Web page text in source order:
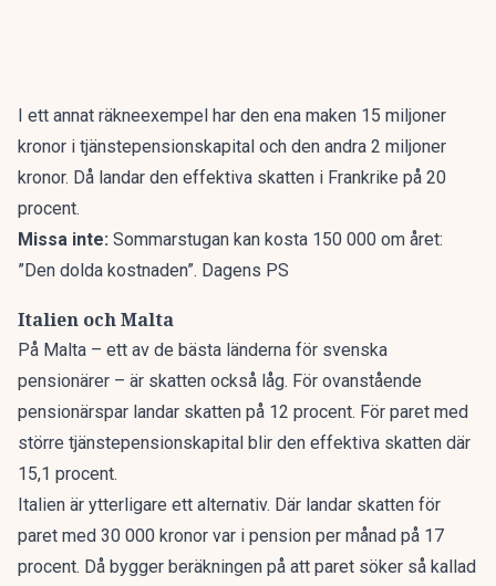
I ett annat räkneexempel har den ena maken 15 miljoner
kronor i tjänstepensionskapital och den andra 2 miljoner
kronor. Då landar den effektiva skatten i Frankrike på 20
procent.
Missa inte: Sommarstugan kan kosta 150 000 om året:
”Den dolda kostnaden”. Dagens PS
Italien och Malta
På Malta – ett av de bästa länderna för svenska
pensionärer – är skatten också låg. För ovanstående
pensionärspar landar skatten på 12 procent. För paret med
större tjänstepensionskapital blir den effektiva skatten där
15,1 procent.
Italien är ytterligare ett alternativ. Där landar skatten för
paret med 30 000 kronor var i pension per månad på 17
procent. Då bygger beräkningen på att paret söker så kallad